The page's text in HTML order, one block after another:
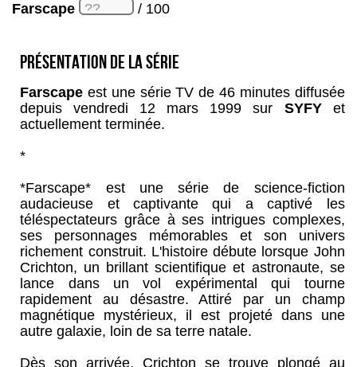
Farscape / 100
Présentation de la série
Farscape est une série TV de 46 minutes diffusée
depuis vendredi 12 mars 1999 sur SYFYet
actuellement terminée.
*
*Farscape* est une série de science-fiction
audacieuse et captivante qui a captivé les
téléspectateurs grâce à ses intrigues complexes,
ses personnages mémorables et son univers
richement construit. L'histoire débute lorsque John
Crichton, un brillant scientifique et astronaute, se
lance dans un vol expérimental qui tourne
rapidement au désastre. Attiré par un champ
magnétique mystérieux, il est projeté dans une
autre galaxie, loin de sa terre natale.
Dès son arrivée, Crichton se trouve plongé au